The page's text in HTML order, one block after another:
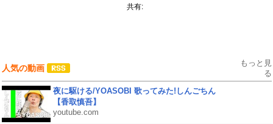
共有:
人気の動画
もっと見
る
夜に駆ける/YOASOBI 歌ってみた!しんごちん
【香取慎吾】
youtube.com